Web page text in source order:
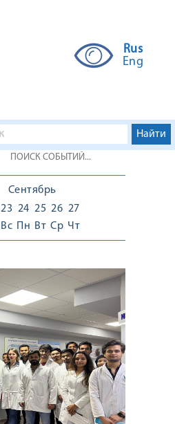
Rus
Eng
Сентябрь
23
Вс
24
Пн
25
Вт
26
Ср
27
Чт